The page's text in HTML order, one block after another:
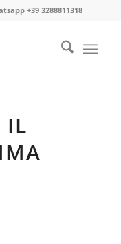
+39 3288811318
IL